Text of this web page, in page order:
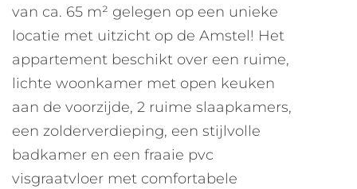
van ca. 65 m² gelegen op een unieke
locatie met uitzicht op de Amstel! Het
appartement beschikt over een ruime,
lichte woonkamer met open keuken
aan de voorzijde, 2 ruime slaapkamers,
een zolderverdieping, een stijlvolle
badkamer en een fraaie pvc
visgraatvloer met comfortabele